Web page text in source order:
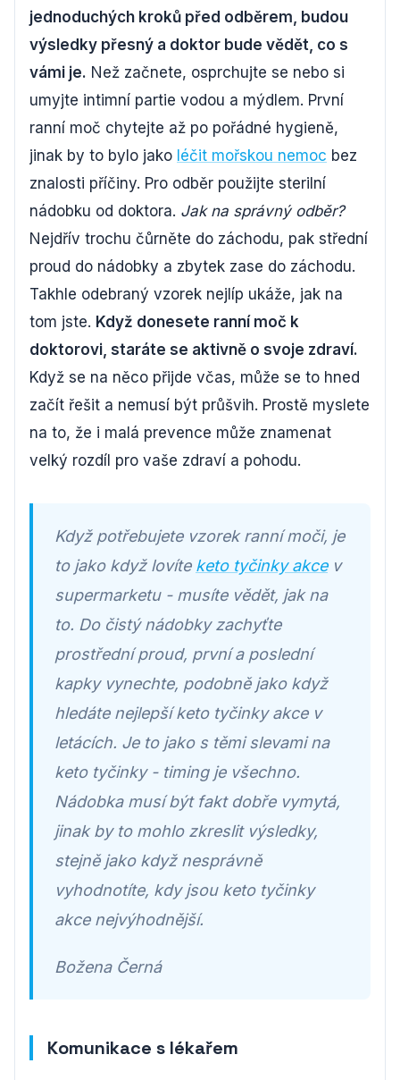
jednoduchých kroků před odběrem, budou
výsledky přesný a doktor bude vědět, co s
vámi je. Než začnete, osprchujte se nebo si
umyjte intimní partie vodou a mýdlem. První
ranní moč chytejte až po pořádné hygieně,
jinak by to bylo jako léčit mořskou nemoc bez
znalosti příčiny. Pro odběr použijte sterilní
nádobku od doktora. Jak na správný odběr?
Nejdřív trochu čůrněte do záchodu, pak střední
proud do nádobky a zbytek zase do záchodu.
Takhle odebraný vzorek nejlíp ukáže, jak na
tom jste. Když donesete ranní moč k
doktorovi, staráte se aktivně o svoje zdraví.
Když se na něco přijde včas, může se to hned
začít řešit a nemusí být průšvih. Prostě myslete
na to, že i malá prevence může znamenat
velký rozdíl pro vaše zdraví a pohodu.
Když potřebujete vzorek ranní moči, je
to jako když lovíte keto tyčinky akcev
supermarketu - musíte vědět, jak na
to. Do čistý nádobky zachyťte
prostřední proud, první a poslední
kapky vynechte, podobně jako když
hledáte nejlepší keto tyčinky akce v
letácích. Je to jako s těmi slevami na
keto tyčinky - timing je všechno.
Nádobka musí být fakt dobře vymytá,
jinak by to mohlo zkreslit výsledky,
stejně jako když nesprávně
vyhodnotíte, kdy jsou keto tyčinky
akce nejvýhodnější.
Božena Černá
Komunikace s lékařem